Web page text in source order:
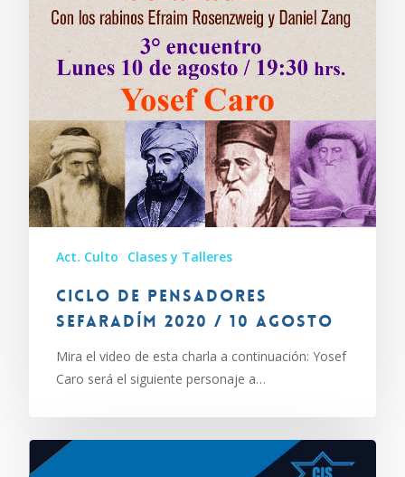
Act. Culto Clases y Talleres
Ciclo de Pensadores
Sefaradím 2020 / 10 agosto
Mira el video de esta charla a continuación: Yosef
Caro será el siguiente personaje a…